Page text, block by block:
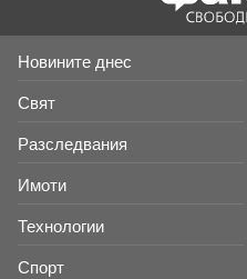
Новините днес
Свят
Разследвания
Имоти
Технологии
Спорт